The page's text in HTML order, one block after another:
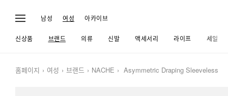
남성 여성 아카이브
신상품 브랜드 의류 신발 액세서리 라이프 세일
홈페이지 여성 브랜드 NACHE Asymmetric Draping Sleeveless